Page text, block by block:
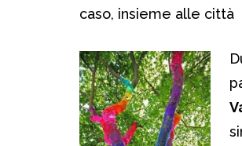
caso, insieme alle città